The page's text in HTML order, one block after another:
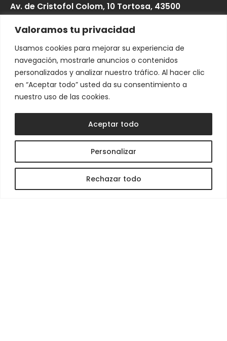
Valoramos tu privacidad
Usamos cookies para mejorar su experiencia de
navegación, mostrarle anuncios o contenidos
personalizados y analizar nuestro tráfico. Al hacer clic
en “Aceptar todo” usted da su consentimiento a
nuestro uso de las cookies.
Personalizar
Rechazar todo
Aceptar todo
Av. de Cristofol Colom, 10 Tortosa, 43500
877 07 29 72
We Obres
Servicios
Contacto
Servicios